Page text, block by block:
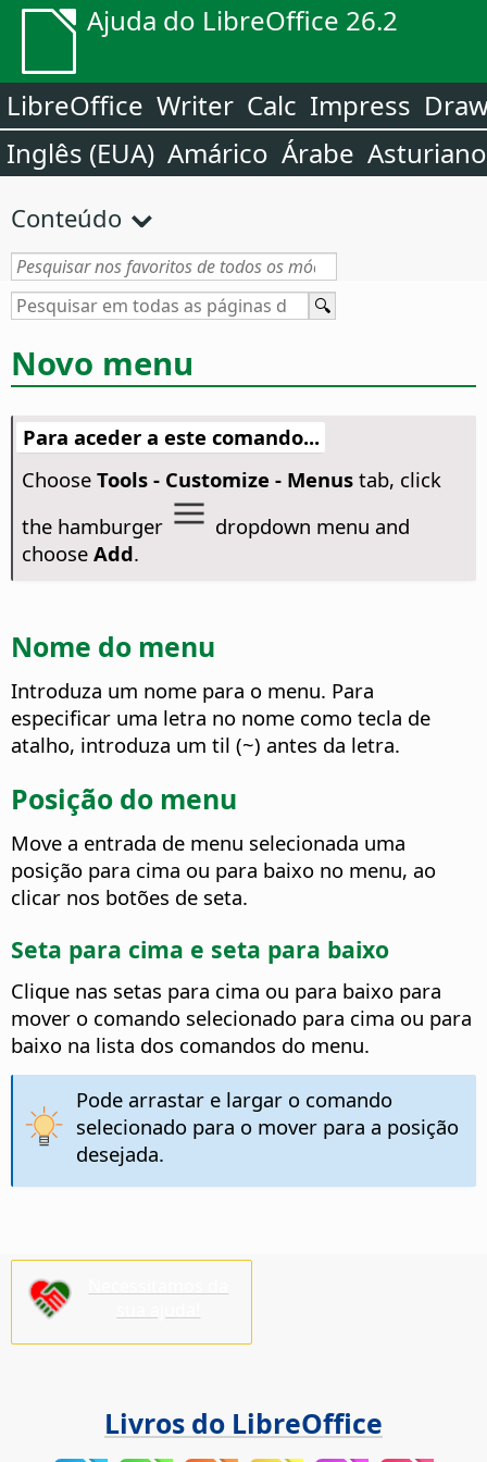
Ajuda do LibreOffice 26.2
LibreOffice Writer Calc Impress
Inglês (EUA) Amárico Árabe Asturiano
Conteúdo
Novo menu
Para aceder a este comando...
Choose Tools - Customize - Menustab, click
the hamburger
dropdown menu and
choose Add.
Nome do menu
Introduza um nome para o menu. Para
especificar uma letra no nome como tecla de
atalho, introduza um til (~) antes da letra.
Posição do menu
Move a entrada de menu selecionada uma
posição para cima ou para baixo no menu, ao
clicar nos botões de seta.
Seta para cima e seta para baixo
Clique nas setas para cima ou para baixo para
mover o comando selecionado para cima ou para
baixo na lista dos comandos do menu.
Pode arrastar e largar o comando
selecionado para o mover para a posição
desejada.
Livros do LibreOffice